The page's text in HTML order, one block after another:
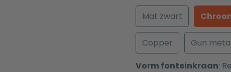
Mat zwart
Copper
Gun
Vorm fonteinkraan: